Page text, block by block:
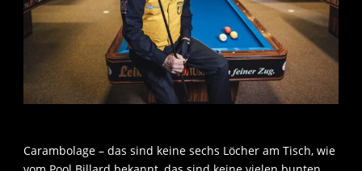
Carambolage – das sind keine sechs Löcher am Tisch, wie